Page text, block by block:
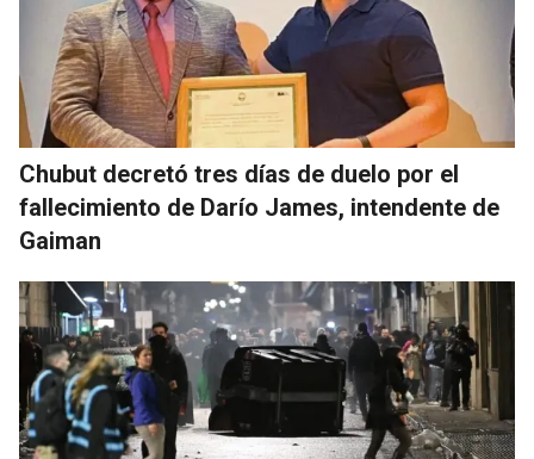
Chubut decretó tres días de duelo por el
fallecimiento de Darío James, intendente de
Gaiman